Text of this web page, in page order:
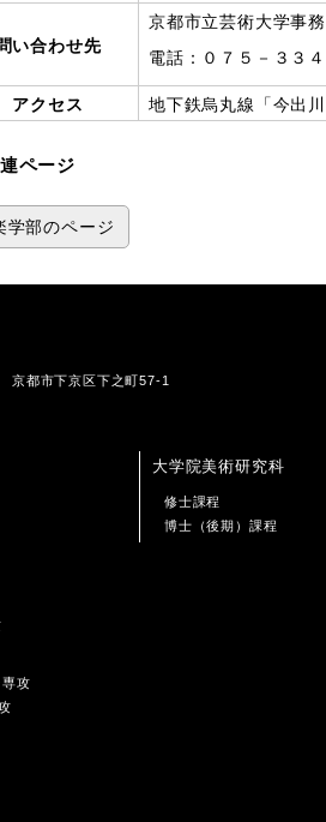
い合わせ先
京都市立芸術大学事
電話：０７５－３３
アクセス 地下鉄烏丸線「今出
ページ
学部のページ
都市下京区下之町57-1
攻
大学院美術研究科
修士課程
博士（後期）課程